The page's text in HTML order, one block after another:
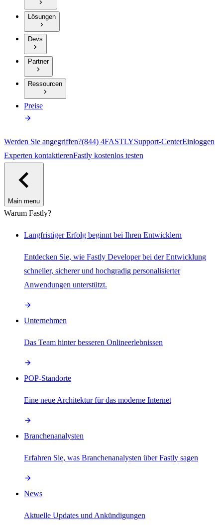
Lösungen
Devs
Partner
Ressourcen
Preise
Werden Sie angegriffen?(844) 4FASTLYSupport-CenterEinloggen
Experten kontaktierenFastly kostenlos testen
Main menu
Warum Fastly?
Langfristiger Erfolg beginnt bei Ihren Entwicklern
Entdecken Sie, wie Fastly Developer bei der Entwicklung
schneller, sicherer und hochgradig personalisierter
Anwendungen unterstützt.
Unternehmen
Das Team hinter besseren Onlineerlebnissen
POP-Standorte
Eine neue Architektur für das moderne Internet
Branchenanalysten
Erfahren Sie, was Branchenanalysten über Fastly sagen
News
Aktuelle Updates und Ankündigungen